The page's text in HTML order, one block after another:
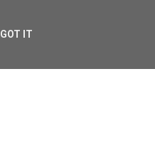
GOT IT